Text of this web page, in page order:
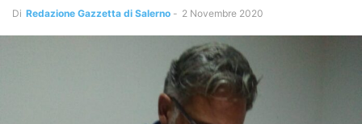
Di Redazione Gazzetta di Salerno - 2 Novembre 2020